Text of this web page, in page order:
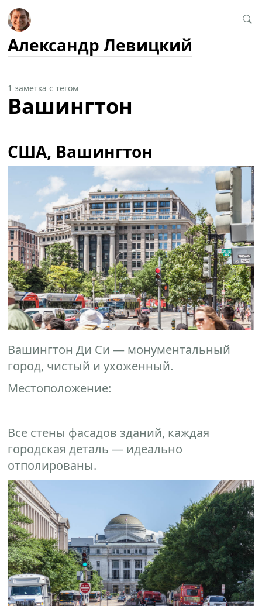
Александр Левицкий
1 заметка с тегом
Вашингтон
США, Вашингтон
Вашингтон Ди Си — монументальный
город, чистый и ухоженный.
Местоположение:
Все стены фасадов зданий, каждая
городская деталь — идеально
отполированы.